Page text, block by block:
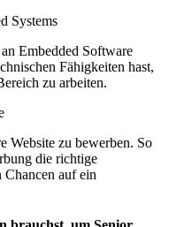
Systems
Embedded Software
Fähigkeiten hast,
zu arbeiten.
Website zu bewerben. So
die richtige
Chancen auf ein